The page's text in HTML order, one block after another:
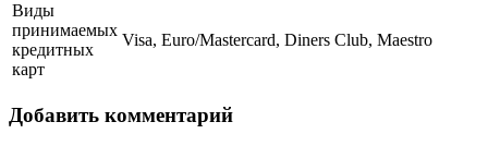
Виды
принимаемых
кредитных
карт
Visa, Euro/Mastercard, Diners Club, Maestro
Добавить комментарий